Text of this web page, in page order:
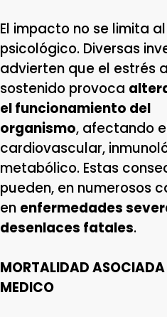
El impacto no se limita
psicológico. Diversas
advierten que el estrés
sostenido provoca
el funcionamiento del
organismo, afectando
cardiovascular,
metabólico. Estas
pueden, en numerosos
en enfermedades
desenlaces fatales.
MORTALIDAD ASOCIADA
MEDICO